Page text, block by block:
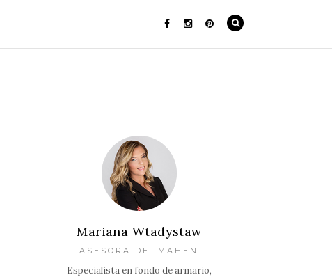
Mariana Wtadystaw
ASESORA DE IMAHEN
Especialista en fondo de armario,